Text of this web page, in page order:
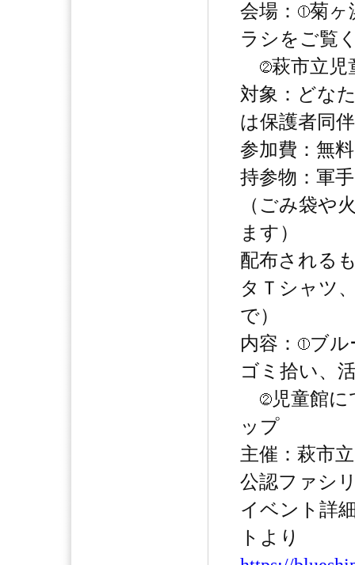
会場：
菊ヶ
ラシをご覧
萩市立児
対象：どな
は保護者同
参加費：無料
持参物：軍
（ごみ袋や
ます）
配布される
タＴシャツ
で）
内容：
ブル
ゴミ拾い、
児童館
ップ
主催：萩市
公認ファシ
イベント詳
トより